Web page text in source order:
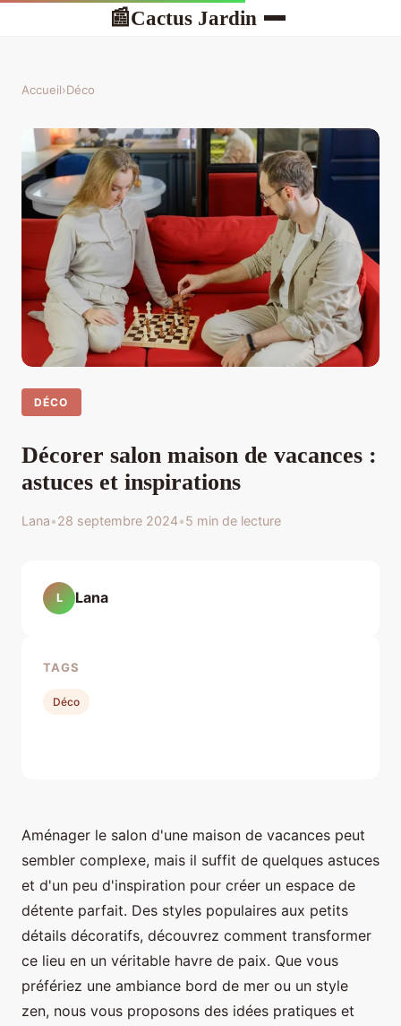
📰Cactus Jardin
Accueil›Déco
DÉCO
Décorer salon maison de vacances :
astuces et inspirations
Lana•28 septembre 2024•5 min de lecture
Aménager le salon d'une maison de vacances peut
sembler complexe, mais il suffit de quelques astuces
et d'un peu d'inspiration pour créer un espace de
détente parfait. Des styles populaires aux petits
détails décoratifs, découvrez comment transformer
ce lieu en un véritable havre de paix. Que vous
préfériez une ambiance bord de mer ou un style
zen, nous vous proposons des idées pratiques et
L Lana
TAGS
Déco